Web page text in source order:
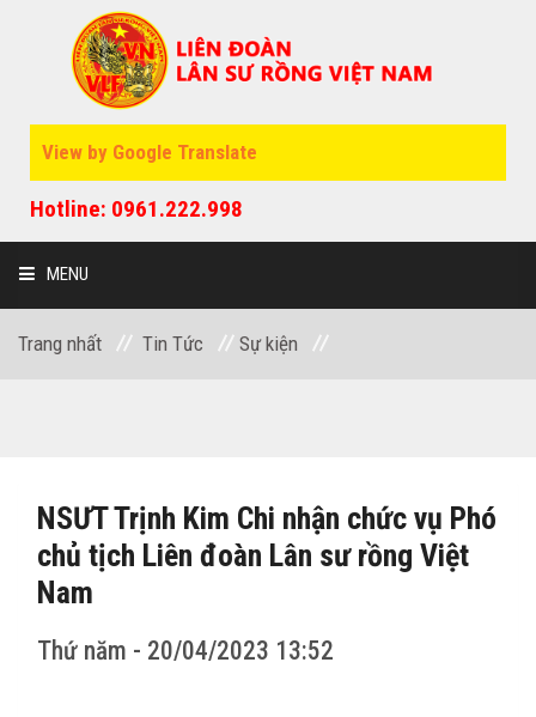
View by Google Translate
Hotline: 0961.222.998
MENU
CÁC TỈNH THÀNH
THẾ GIỚI
Trang nhất Tin Tức Sự kiện
NSƯT Trịnh Kim Chi nhận chức vụ Phó
chủ tịch Liên đoàn Lân sư rồng Việt
Nam
Thứ năm - 20/04/2023 13:52